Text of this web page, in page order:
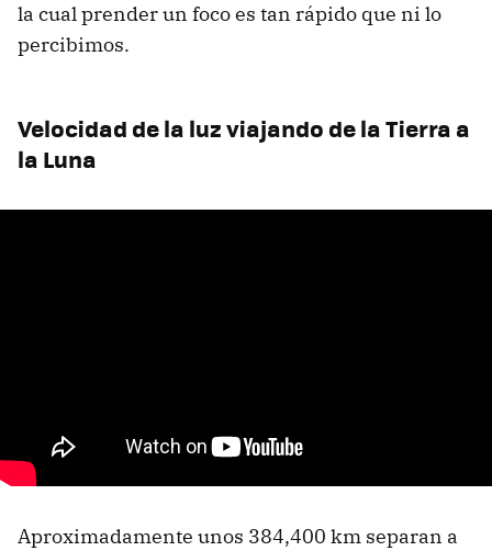
la cual prender un foco es tan rápido que ni lo
percibimos.
Velocidad de la luz viajando de la Tierra a
la Luna
Aproximadamente unos 384,400 km separan a